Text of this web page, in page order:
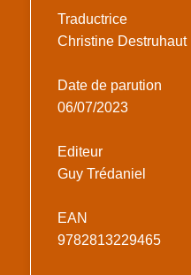
Traductrice
Christine Destruhaut
Date de parution
06/07/2023
Editeur
Guy Trédaniel
EAN
9782813229465